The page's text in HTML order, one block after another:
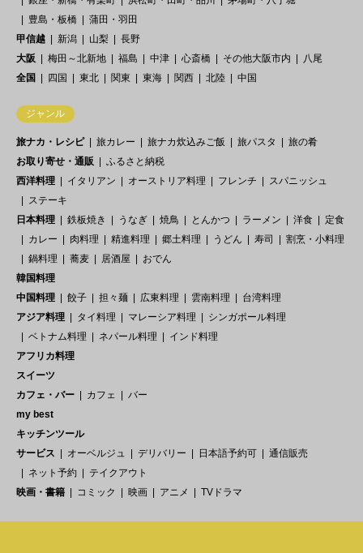
豊島・板橋
蒲田・羽田
甲信越
新潟 山梨
長野
大阪
梅田～北新地 福島 中津 心斎橋 その他大阪市内
八尾
全国
四国 東北 関東 東海 関西 北陸 中国
ジャンル
旅ナカ・レシピ 旅カレー 旅ナカ炊込みご飯 旅パスタ
旅の肴
お取り寄せ・通販
ふるさと納税
西洋料理
イタリアン オーストリア料理 フレンチ
スパニッシュ
ステーキ
日本料理
鉄板焼き うなぎ 焼鳥 とんかつ ラーメン 洋食
定食
カレー
肉料理 精進料理 郷土料理 うどん 寿司
割烹・小料理
鍋料理
蕎麦 居酒屋
おでん
韓国料理
中国料理
餃子 担々麺 広東料理 雲南料理
台湾料理
アジア料理
タイ料理 マレーシア料理
シンガポール料理
ベトナム料理
ネパール料理
インド料理
アフリカ料理
スイーツ
カフェ・バー
カフェ
バー
my best
キッチンツール
サービス
オーベルジュ デリバリー 日本語予約可
通信販売
ネット予約
テイクアウト
映画・書籍
コミック 映画 アニメ TVドラマ